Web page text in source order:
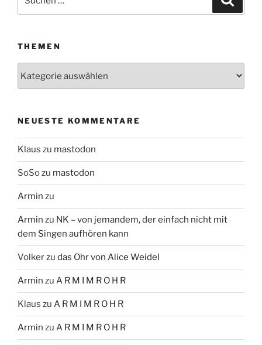
THEMEN
NEUESTE KOMMENTARE
Klaus zu mastodon
SoSozu mastodon
Armin zu
Armin zu NK – von jemandem, der einfach nicht mit
dem Singen aufhören kann
Volkerzu das Ohr von Alice Weidel
Armin zu A R M I M R O H R
Klaus zu A R M I M R O H R
Armin zu A R M I M R O H R